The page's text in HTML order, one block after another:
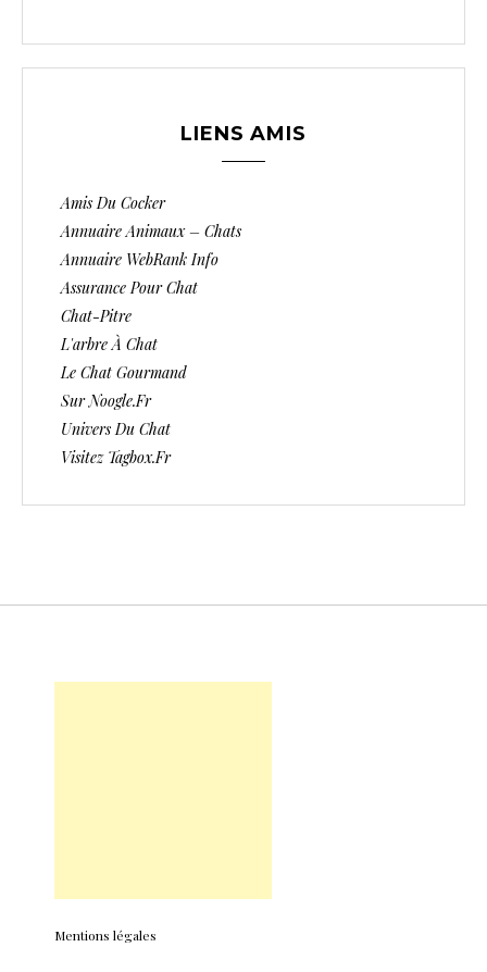
LIENS AMIS
Amis Du Cocker
Annuaire Animaux – Chats
Annuaire WebRank Info
Assurance Pour Chat
Chat-Pitre
L'arbre À Chat
Le Chat Gourmand
Sur Noogle.fr
Univers Du Chat
Visitez Tagbox.fr
Mentions légales